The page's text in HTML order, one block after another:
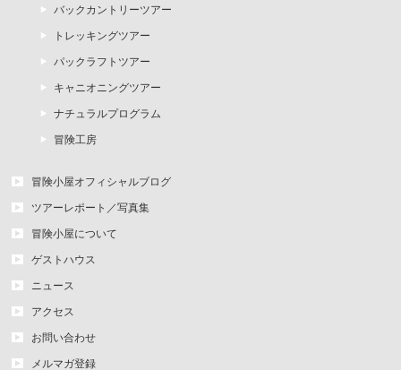
バックカントリーツアー
トレッキングツアー
パックラフトツアー
キャニオニングツアー
ナチュラルプログラム
冒険工房
冒険小屋オフィシャルブログ
ツアーレポート／写真集
冒険小屋について
ゲストハウス
ニュース
アクセス
お問い合わせ
メルマガ登録